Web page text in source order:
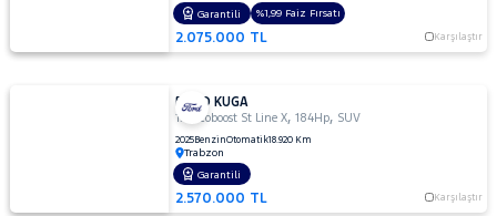
2.075.000 TL Karşılaştır
Garantili %1,99 Faiz Fırsatı
FORD KUGA
1.5 Ecoboost St Line X,184Hp, SUV
2025BenzinOtomatik18.920 Km
Trabzon
2.570.000 TL Karşılaştır
Garantili